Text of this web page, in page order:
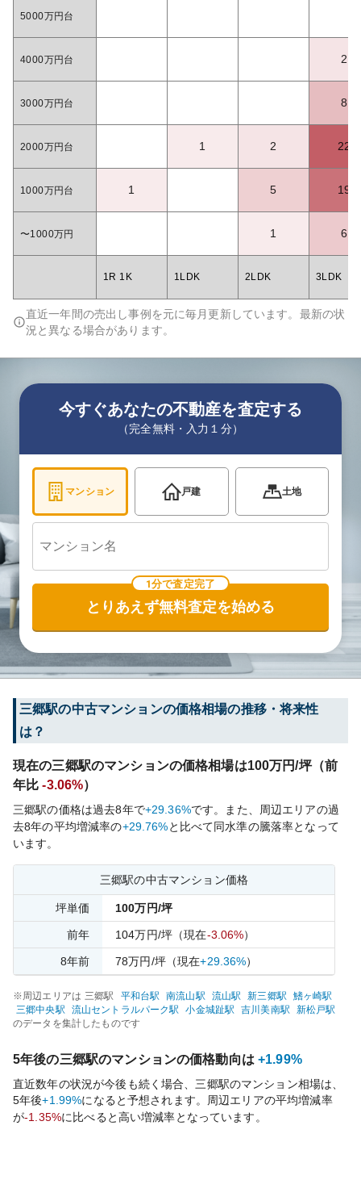
5000万円台
4000万円台 2
3000万円台 8
2000万円台 1 2 22
1000万円台 1 5 19
〜1000万円 1 6
1R 1K 1LDK 2LDK 3LDK
直近一年間の売出し事例を元に毎月更新しています。最新の状
況と異なる場合があります。
今すぐあなたの不動産を査定する
（完全無料・入力１分）
マンション 戸建 土地
1分で査定完了
とりあえず無料査定を始める
三郷駅の中古マンションの価格相場の推移・将来性
は？
現在の三郷駅のマンションの価格相場は100万円/坪（前
年比 -3.06%）
三郷駅の価格は過去8年で+29.36%です。
また、周辺エリアの過
去8年の平均増減率の+29.76%と比べて同水準の騰落率となって
います。
三郷駅の中古マンション価格
坪単価 100万円/坪
前年 104万円/坪 （現在-3.06%）
8年前 78万円/坪（現在+29.36%）
※周辺エリアは 三郷駅 平和台駅 南流山駅 流山駅 新三郷駅 鰭ヶ崎駅
三郷中央駅 流山セントラルパーク駅 小金城趾駅 吉川美南駅 新松戸駅
のデータを集計したものです
5年後の三郷駅のマンションの価格動向は +1.99%
直近数年の状況が今後も続く場合、 三郷駅のマンション相場は、
5年後+1.99%になると予想されます。周辺エリアの平均増減率
が-1.35%に比べると高い増減率となっています。